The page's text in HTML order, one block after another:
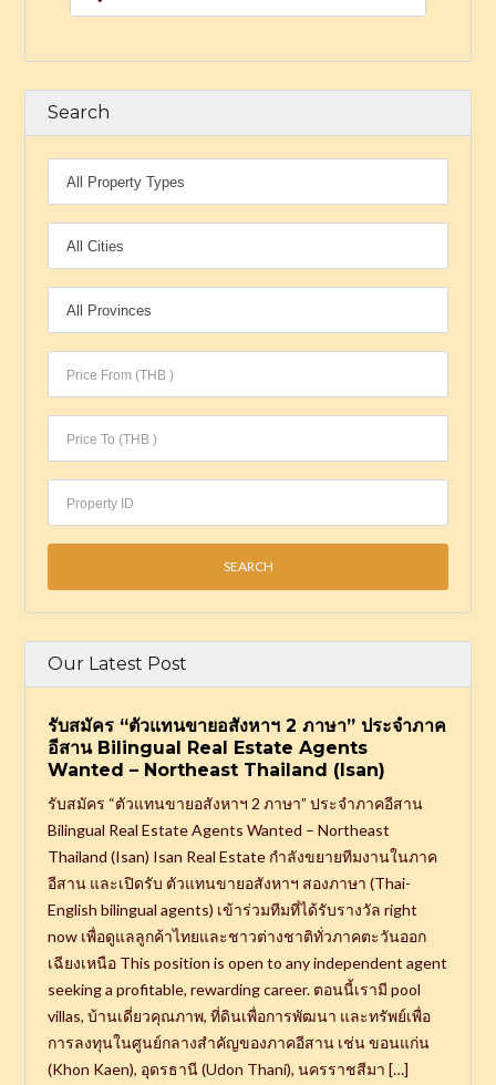
Search
Our Latest Post
รับสมัคร “ตัวแทนขายอสังหาฯ 2 ภาษา” ประจำภาค
อีสาน Bilingual Real Estate Agents
Wanted – Northeast Thailand (Isan)
รับสมัคร “ตัวแทนขายอสังหาฯ 2 ภาษา” ประจำภาคอีสาน
Bilingual Real Estate Agents Wanted – Northeast
Thailand (Isan) Isan Real Estate กำลังขยายทีมงานในภาค
อีสาน และเปิดรับ ตัวแทนขายอสังหาฯ สองภาษา (Thai-
English bilingual agents) เข้าร่วมทีมที่ได้รับรางวัล right
now เพื่อดูแลลูกค้าไทยและชาวต่างชาติทั่วภาคตะวันออก
เฉียงเหนือ This position is open to any independent agent
seeking a profitable, rewarding career. ตอนนี้เรามี pool
villas, บ้านเดี่ยวคุณภาพ, ที่ดินเพื่อการพัฒนา และทรัพย์เพื่อ
การลงทุนในศูนย์กลางสำคัญของภาคอีสาน เช่น ขอนแก่น
(Khon Kaen), อุดรธานี (Udon Thani), นครราชสีมา […]